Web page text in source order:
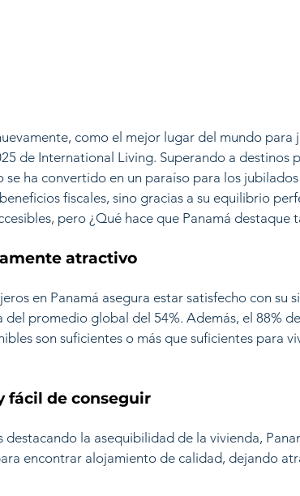
como el mejor lugar del mundo para
de International Living. Superando a destinos
se ha convertido en un paraíso para los
fiscales, sino gracias a su equilibrio
pero ¿Qué hace que Panamá destaque
atractivo
en Panamá asegura estar satisfecho con su
promedio global del 54%. Además, el 88%
son suficientes o más que suficientes para
fácil de conseguir
destacando la asequibilidad de la vivienda,
encontrar alojamiento de calidad, dejando